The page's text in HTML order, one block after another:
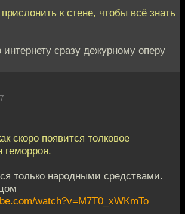
к стене, чтобы всё знать
интернету сразу дежурному оперу
скоро появится толковое
геморроя.
только народными средствами.
watch?v=M7T0_xWKmTo